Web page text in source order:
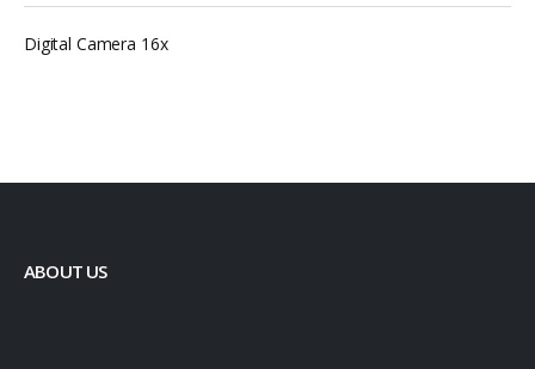
Digital Camera 16x
ABOUT US